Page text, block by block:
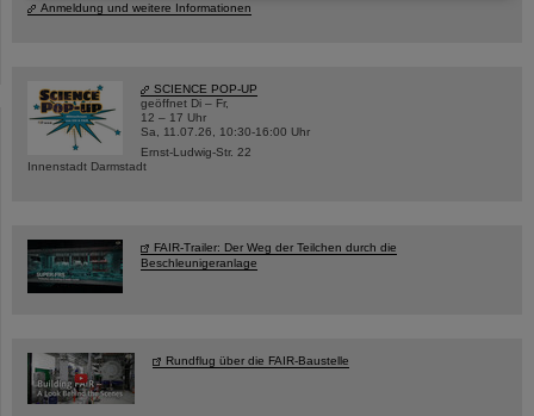
Anmeldung und weitere Informationen
SCIENCE POP-UP
geöffnet Di – Fr,
12 – 17 Uhr
Sa, 11.07.26, 10:30-16:00 Uhr
Ernst-Ludwig-Str. 22
Innenstadt Darmstadt
FAIR-Trailer: Der Weg der Teilchen durch die
Beschleunigeranlage
Rundflug über die FAIR-Baustelle